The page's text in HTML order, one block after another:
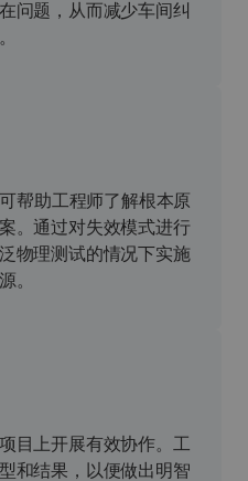
问题，从而减少车间纠
帮助工程师了解根本原
。通过对失效模式进行
物理测试的情况下实施
。
目上开展有效协作。工
和结果，以便做出明智